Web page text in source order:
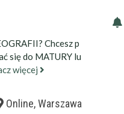
Chcesz p
się do MATURY lu
więcej
Online, Warszawa